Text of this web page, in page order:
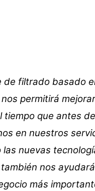
filtrado basado
permitirá
que antes
en nuestros
las nuevas
nos
más